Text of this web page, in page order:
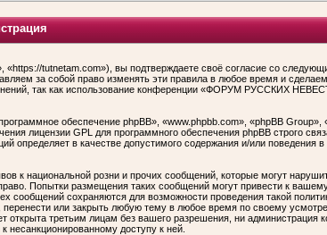
tutnetam.com»), вы подтверждаете своё согласие со
за собой право изменять эти правила в любое время и сделаем
так как использование конференции «ФОРУМ РУССКИХ
обеспечение phpBB», «www.phpbb.com», «phpBB Group»,
лицензии GPL для программного обеспечения phpBB строго
определяет в качестве допустимого содержания и/или поведения
к национальной розни и прочих сообщений, которые могут
Попытки размещения таких сообщений могут привести к
сообщений сохраняются для возможности проведения такой
или закрыть любую тему в любое время по своему
третьим лицам без вашего разрешения, ни администрация
доступу к ней.